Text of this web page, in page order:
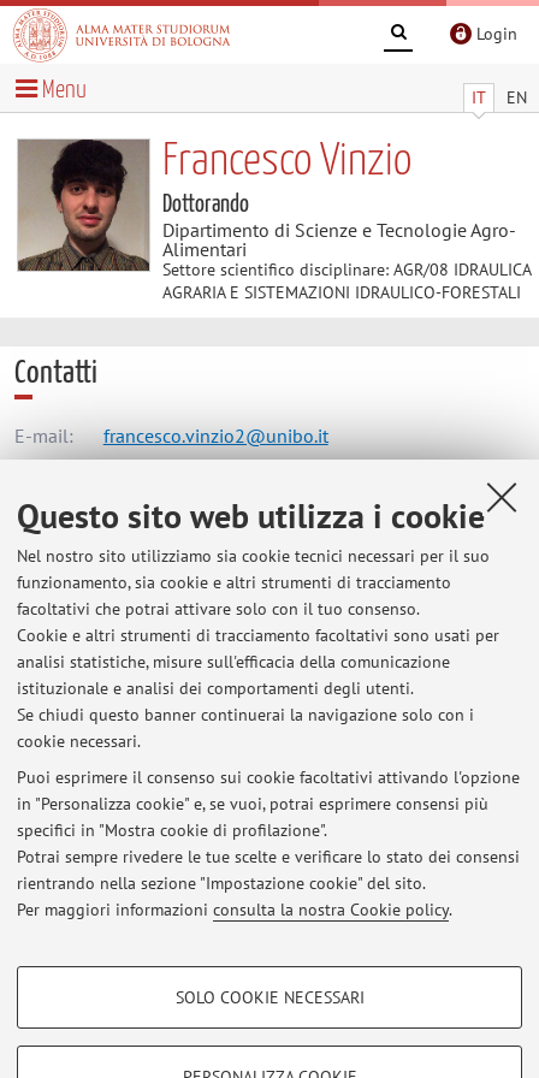
Questo sito web utilizza i cookie
Nel nostro sito utilizziamo sia cookie tecnici necessari per il suo
funzionamento, sia cookie e altri strumenti di tracciamento
facoltativi che potrai attivare solo con il tuo consenso.
Cookie e altri strumenti di tracciamento facoltativi sono usati per
analisi statistiche, misure sull'efficacia della comunicazione
istituzionale e analisi dei comportamenti degli utenti.
Se chiudi questo banner continuerai la navigazione solo con i
cookie necessari.
Puoi esprimere il consenso sui cookie facoltativi attivando l'opzione
in "Personalizza cookie" e, se vuoi, potrai esprimere consensi più
specifici in "Mostra cookie di profilazione".
Potrai sempre rivedere le tue scelte e verificare lo stato dei consensi
rientrando nella sezione "Impostazione cookie" del sito.
Per maggiori informazioni consulta la nostra Cookie policy.
COOKIE DI PROFILAZIONE - FACOLTATIVI
SOLO COOKIE NECESSARI
Login
IT EN
Menu
Francesco Vinzio
Dottorando
Dipartimento di Scienze e Tecnologie Agro-
Alimentari
Settore scientifico disciplinare: AGR/08 IDRAULICA
AGRARIA E SISTEMAZIONI IDRAULICO-FORESTALI
Contatti
E-mail: francesco.vinzio2@unibo.it
Dipartimento di Scienze e Tecnologie Agro-Alimentari
Viale Fanin 50, Bologna -Vai alla mappa
Risorse in rete
ORCID
Ultimi avvisi
Al momento non sono presenti avvisi.
Area riservata
Accedi tramiteloginper gestire tutti i contenuti del sito.